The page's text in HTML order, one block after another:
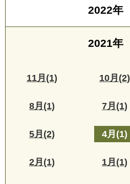
2022年
2021年
11月(1) 10月(2)
8月(1) 7月(1)
5月(2) 4月(1)
2月(1) 1月(1)